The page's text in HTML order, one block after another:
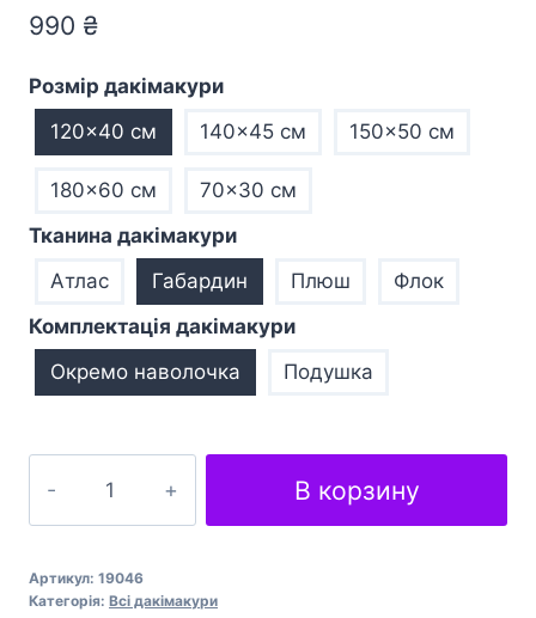
990 ₴
Розмір дакімакури
120x40 см
140x45 см 150x50 см
180x60 см
70×30 см
Тканина дакімакури
Атлас
Габардин Плюш
Флок
Комплектація дакімакури
Окремо наволочка
Подушка
обіймашка
Vocaloid
Miku
В корзину
Артикул: 19046
Категорія: Всі дакімакури